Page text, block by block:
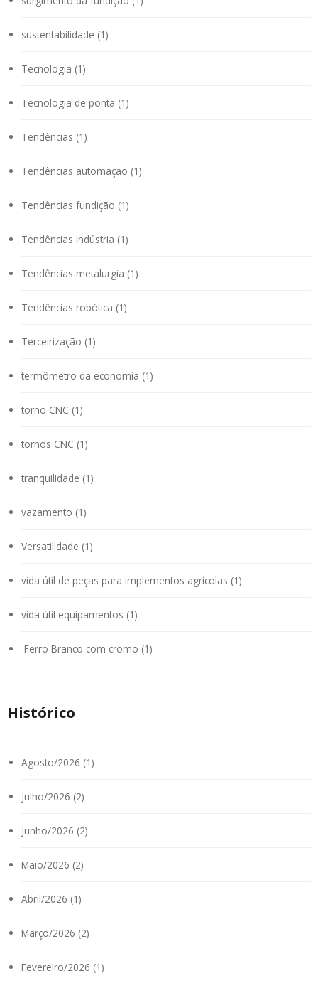
sustentabilidade (1)
Tecnologia (1)
Tecnologia de ponta (1)
Tendências (1)
Tendências automação (1)
Tendências fundição (1)
Tendências indústria (1)
Tendências metalurgia (1)
Tendências robótica (1)
Terceirização (1)
termômetro da economia (1)
torno CNC (1)
tornos CNC (1)
tranquilidade (1)
vazamento (1)
Versatilidade (1)
vida útil de peças para implementos agrícolas (1)
vida útil equipamentos (1)
Ferro Branco com cromo (1)
Histórico
Agosto/2026 (1)
Julho/2026 (2)
Junho/2026 (2)
Maio/2026 (2)
Abril/2026 (1)
Março/2026 (2)
Fevereiro/2026 (1)